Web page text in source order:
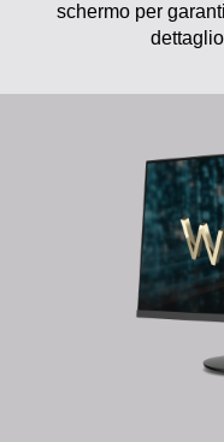
schermo per